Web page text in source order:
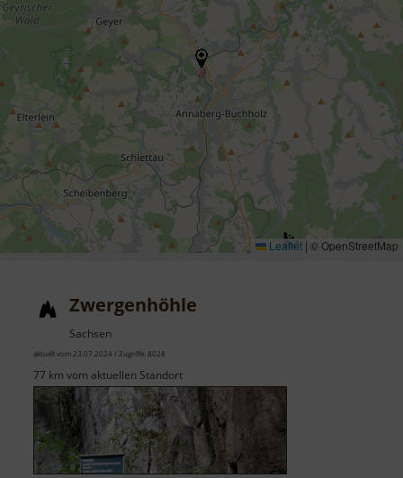
Leaflet | © OpenStreetMap
Zwergenhöhle
Sachsen
aktuell vom 23.07.2024 / Zugriffe: 8028
77 km vom aktuellen Standort